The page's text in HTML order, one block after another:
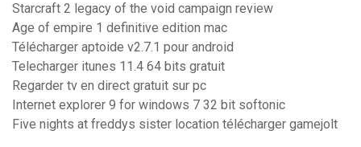
Starcraft 2 legacy of the void campaign review
Age of empire 1 definitive edition mac
Télécharger aptoide v2.7.1 pour android
Telecharger itunes 11.4 64 bits gratuit
Regarder tv en direct gratuit sur pc
Internet explorer 9 for windows 7 32 bit softonic
Five nights at freddys sister location télécharger gamejolt